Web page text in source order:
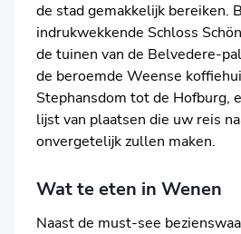
de stad gemakkelijk bereiken.
indrukwekkende Schloss
de tuinen van de Belvedere-
de beroemde Weense
Stephansdom tot de Hofburg,
lijst van plaatsen die uw reis
onvergetelijk zullen maken.
Wat te eten in Wenen
Naast de must-see